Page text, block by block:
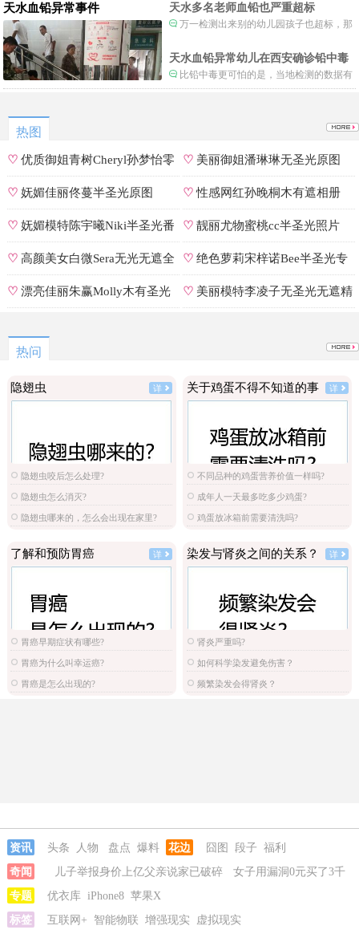
天水血铅异常事件 天水多名老师血铅也严重超标
万一检测出来别的幼儿园孩子也超标，那
天水血铅异常幼儿在西安确诊铅中毒
比铅中毒更可怕的是，当地检测的数据有
可能被造假。
热图
♡优质御姐青树Cheryl孙梦怡零
遮罩私拍
♡ 美丽御姐潘琳琳无圣光原图
♡妩媚佳丽佟蔓半圣光原图 ♡性感网红孙晚桐木有遮相册
♡妩媚模特陈宇曦Niki半圣光番
号
♡ 靓丽尤物蜜桃cc半圣光照片
♡高颜美女白微Sera无光无遮全
集
♡ 绝色萝莉宋梓诺Bee半圣光专
辑
♡漂亮佳丽朱赢Molly木有圣光 ♡ 美丽模特李凌子无圣光无遮精
热问
隐翅虫 详
隐翅虫咬后怎么处理?
隐翅虫怎么消灭?
隐翅虫哪来的，怎么会出现在家里?
关于鸡蛋不得不知道的事 详
不同品种的鸡蛋营养价值一样吗?
成年人一天最多吃多少鸡蛋?
鸡蛋放冰箱前需要清洗吗?
了解和预防胃癌 详
胃癌早期症状有哪些?
胃癌为什么叫幸运癌?
胃癌是怎么出现的?
染发与肾炎之间的关系？ 详
肾炎严重吗?
如何科学染发避免伤害？
频繁染发会得肾炎？
资讯 头条 人物 盘点 爆料 花边 囧图 段子 福利
奇闻
儿子举报身价上亿父亲说家已破碎
女子用漏洞0元买了3千
台电器
专题 优衣库 iPhone8 苹果X
标签
互联网+ 智能物联 增强现实 虚拟现实